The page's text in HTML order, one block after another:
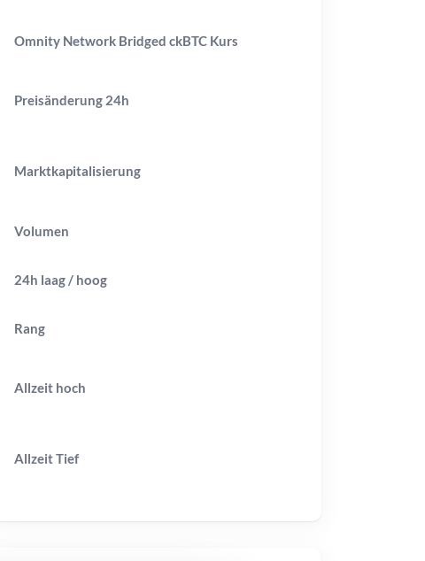
Omnity Network Bridged ckBTC Kurs
Preisänderung 24h
Marktkapitalisierung
Volumen
24h laag / hoog
Rang
Allzeit hoch
AllzeitTief